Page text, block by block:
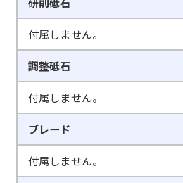
付属しません。
調整砥石
付属しません。
ブレード
付属しません。